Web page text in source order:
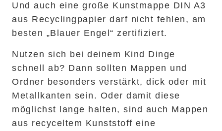
Und auch eine große Kunstmappe DIN A3
aus Recyclingpapier darf nicht fehlen, am
besten „Blauer Engel“ zertifiziert.
Nutzen sich bei deinem Kind Dinge
schnell ab? Dann sollten Mappen und
Ordner besonders verstärkt, dick oder mit
Metallkanten sein. Oder damit diese
möglichst lange halten, sind auch Mappen
aus recyceltem Kunststoff eine